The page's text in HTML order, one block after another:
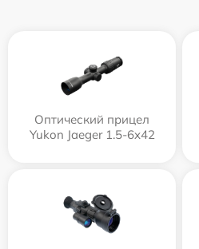
Оптический прицел
Yukon Jaeger 1.5-6x42